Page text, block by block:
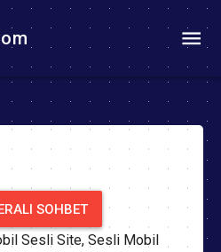
SOHBET
Sesli Site, Sesli Mobil